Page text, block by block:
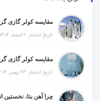
تاریخ انتشار: 2 اسفند 1404
تاریخ انتشار: 26 بهمن 1404